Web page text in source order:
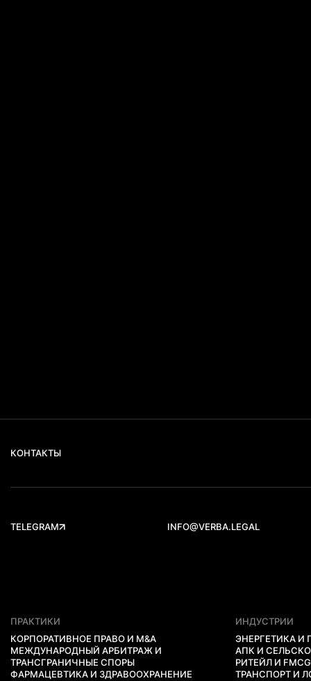
КОНТАКТЫ
TELEGRAM INFO@VERBA.LEGAL
ПРАКТИКИ
КОРПОРАТИВНОЕ ПРАВО И M&A
МЕЖДУНАРОДНЫЙ АРБИТРАЖ И
ТРАНСГРАНИЧНЫЕ СПОРЫ
ФАРМАЦЕВТИКА И ЗДРАВООХРАНЕНИЕ
ИНДУСТРИИ
ЭНЕРГЕТИКА И
АПК И
РИТЕЙЛ И FMCG
ТРАНСПОРТ И